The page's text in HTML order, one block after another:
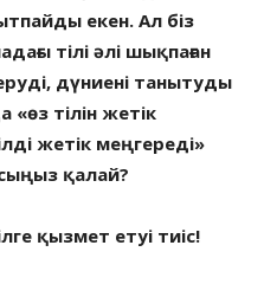
екен. Ал біз
тілі әлі шықпаған
дүниені танытуды
«өз тілін жетік
жетік меңгереді»
қалай?
қызмет етуі тиіс!